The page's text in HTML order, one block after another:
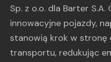
Sp. z o.o. dla Barter
innowacyjne pojazdy,
stanowią krok w stronę
transportu, redukując